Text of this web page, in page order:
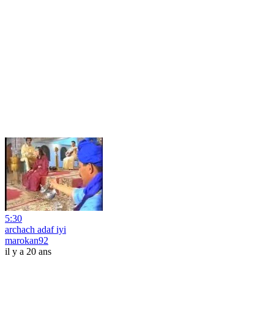
5:30
archach adaf iyi
marokan92
il y a 20 ans